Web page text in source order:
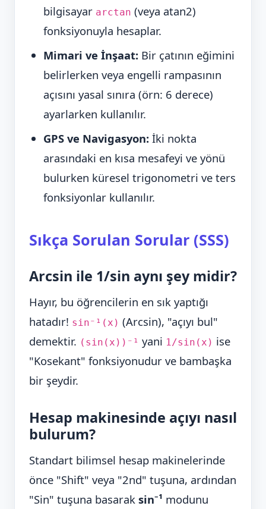
bilgisayar arctan (veya atan2)
fonksiyonuyla hesaplar.
Mimari ve İnşaat: Bir çatının eğimini
belirlerken veya engelli rampasının
açısını yasal sınıra (örn: 6 derece)
ayarlarken kullanılır.
GPS ve Navigasyon: İki nokta
arasındaki en kısa mesafeyi ve yönü
bulurken küresel trigonometri ve ters
fonksiyonlar kullanılır.
Sıkça Sorulan Sorular (SSS)
Arcsin ile 1/sin aynı şey midir?
Hayır, bu öğrencilerin en sık yaptığı
hatadır! sin⁻¹(x) (Arcsin), "açıyı bul"
demektir. (sin(x))⁻¹ yani 1/sin(x) ise
"Kosekant" fonksiyonudur ve bambaşka
bir şeydir.
Hesap makinesinde açıyı nasıl
bulurum?
Standart bilimsel hesap makinelerinde
önce "Shift" veya "2nd" tuşuna, ardından
"Sin" tuşuna basarak sin⁻¹ modunu